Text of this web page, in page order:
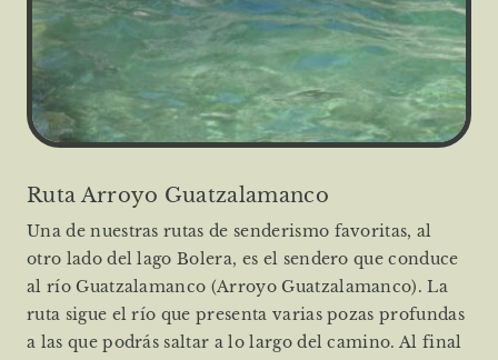
Ruta Arroyo Guatzalamanco
Una de nuestras rutas de senderismo favoritas, al
otro lado del lago Bolera, es el sendero que conduce
al río Guatzalamanco (Arroyo Guatzalamanco). La
ruta sigue el río que presenta varias pozas profundas
a las que podrás saltar a lo largo del camino. Al final